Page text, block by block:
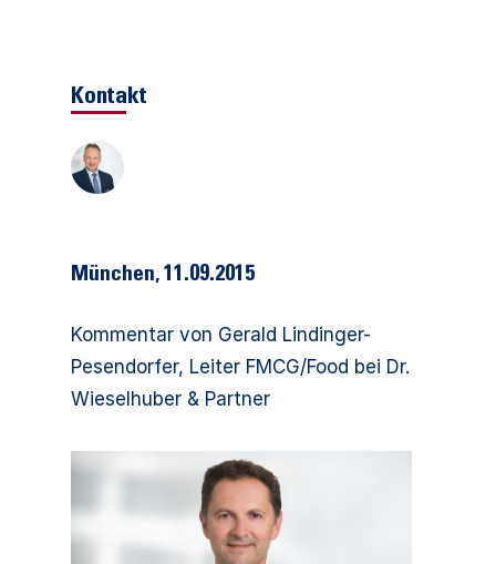
München, 11.09.2015
Kommentar von Gerald Lindinger-
Pesendorfer, Leiter FMCG/Food bei Dr.
Wieselhuber & Partner
Kontakt